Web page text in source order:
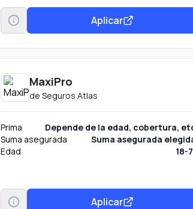
Aplicar
MaxiPro
de Seguros Atlas
Prima
Depende de la edad, cobertura,
Suma asegurada
Suma asegurada
Edad
18-
Aplicar